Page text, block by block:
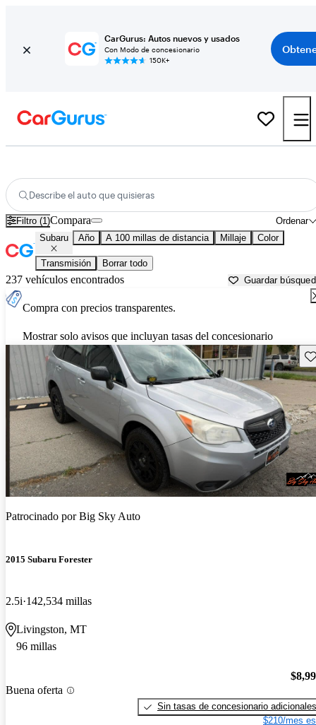
CarGurus: Autos nuevos y usados
Con Modo de concesionario
150K+
Describe el auto que quisieras
Filtro (1) Ordenar
Compara
Subaru Año A 100 millas de distancia Millaje Color
Transmisión Borrar todo
237 vehículos encontrados Guardar
Compra con precios transparentes.
Mostrar solo avisos que incluyan tasas del concesionario
Patrocinado porBig Sky Auto
2015 Subaru Forester
2.5i 142,534 millas
Livingston, MT
96 millas
Buena oferta
Sin tasas de concesionario adicionales
$210/mes